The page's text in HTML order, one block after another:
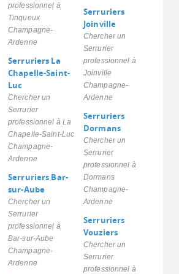
professionnel à
Tinqueux
Champagne-
Ardenne
Serruriers La
Chapelle-Saint-
Luc
Chercher un
Serrurier
professionnel à La
Chapelle-Saint-Luc
Champagne-
Ardenne
Serruriers Bar-
sur-Aube
Chercher un
Serrurier
professionnel à
Bar-sur-Aube
Champagne-
Ardenne
Serruriers
Joinville
Chercher un
Serrurier
professionnel à
Joinville
Champagne-
Ardenne
Serruriers
Dormans
Chercher un
Serrurier
professionnel à
Dormans
Champagne-
Ardenne
Serruriers
Vouziers
Chercher un
Serrurier
professionnel à